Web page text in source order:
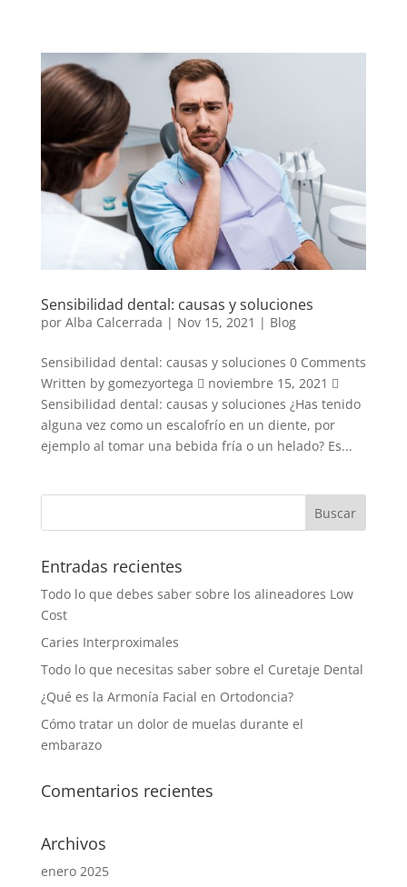
Sensibilidad dental: causas y soluciones
por Alba Calcerrada | Nov 15, 2021 | Blog
Sensibilidad dental: causas y soluciones 0 Comments
Written by gomezyortega  noviembre 15, 2021 
Sensibilidad dental: causas y soluciones ¿Has tenido
alguna vez como un escalofrío en un diente, por
ejemplo al tomar una bebida fría o un helado? Es...
Entradas recientes
Todo lo que debes saber sobre los alineadores Low
Cost
Caries Interproximales
Todo lo que necesitas saber sobre el Curetaje Dental
¿Qué es la Armonía Facial en Ortodoncia?
Cómo tratar un dolor de muelas durante el
embarazo
Comentarios recientes
Archivos
enero 2025